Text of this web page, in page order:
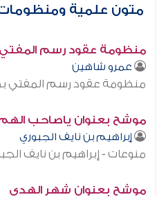
متون علمية
منظومة عقود رسم
عمرو شاهين
منظومة عقود رسم المفتي
موشح بعنوان ياصاحب
إبراهيم بن نايف الجبوري
منوعات - إبراهيم بن نايف
موشح بعنوان شهر الهدى